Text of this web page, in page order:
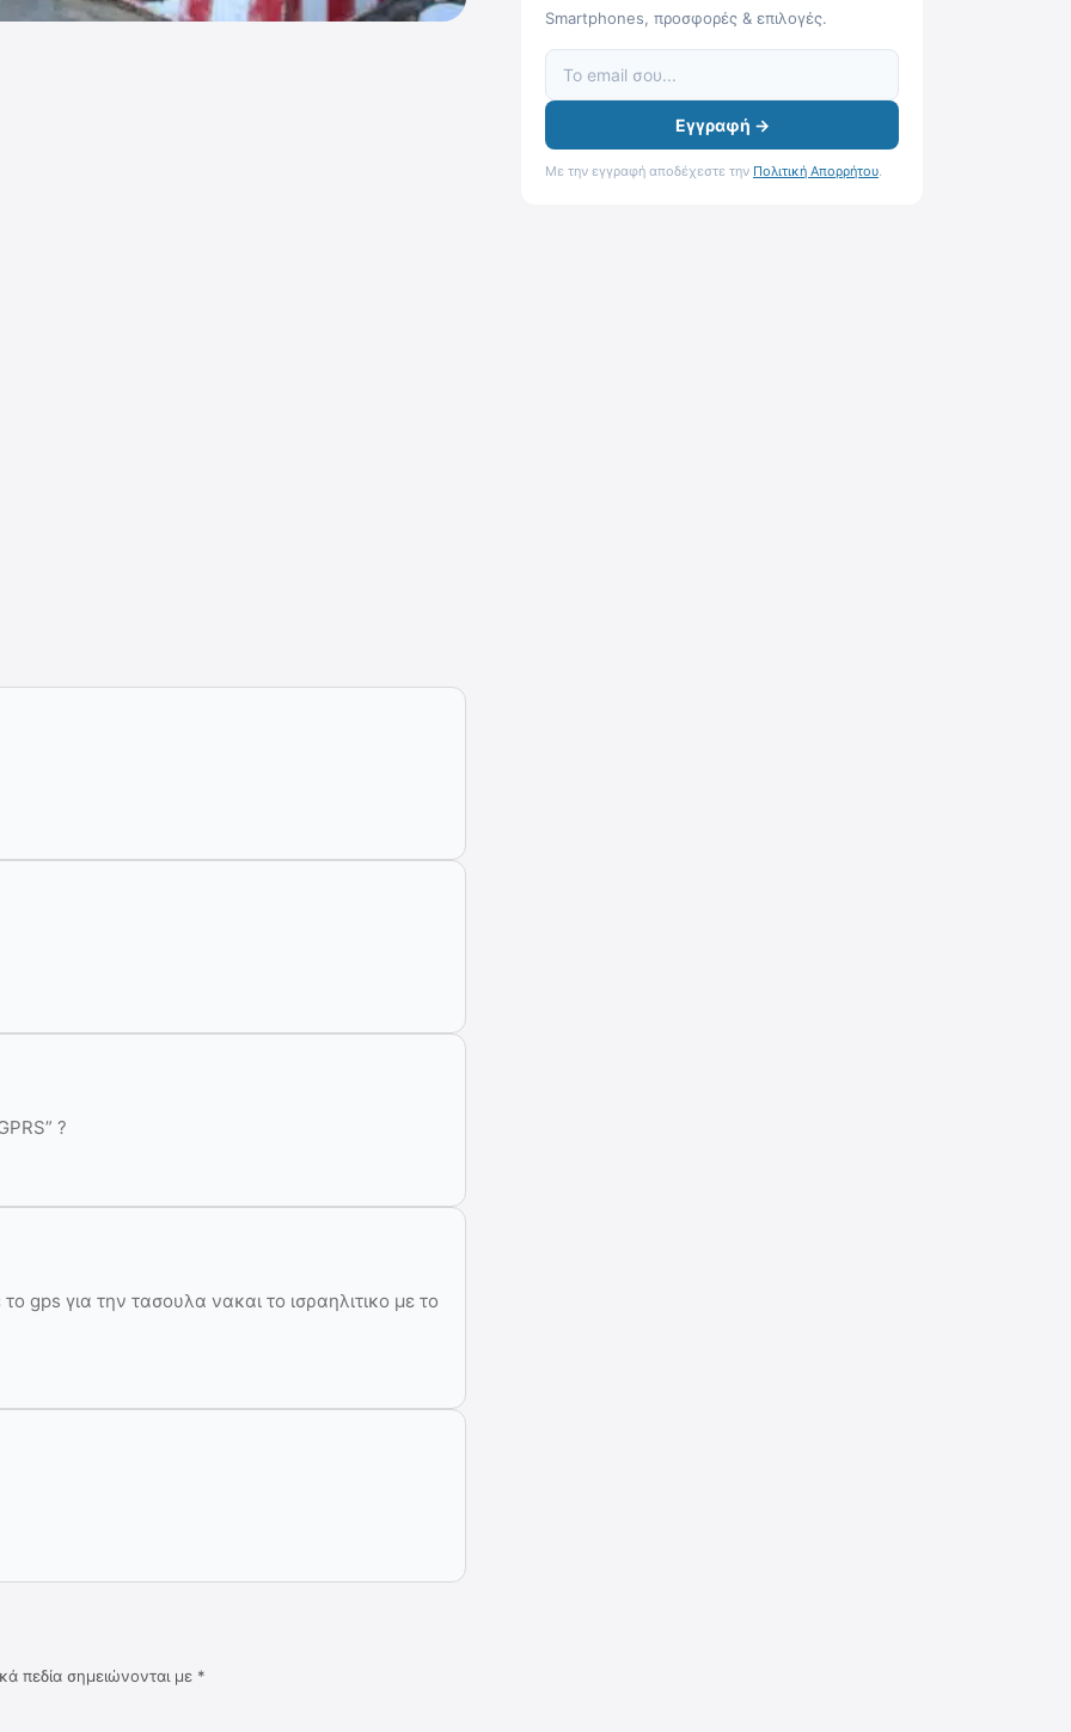
?
gps για την τασουλα νακαι το ισραηλιτικο με το
πεδία σημειώνονται με *
Smartphones, προσφορές & επιλογές.
Εγγραφή →
Με την εγγραφή αποδέχεστε την Πολιτική Απορρήτου.